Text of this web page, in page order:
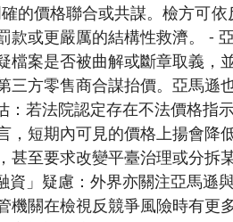
的價格聯合或共謀。檢方可依
或更嚴厲的結構性救濟。 -
案是否被曲解或斷章取義，
方零售商合謀抬價。亞馬遜
若法院認定存在不法價格指
短期內可見的價格上揚會降
至要求改變平臺治理或分拆
」疑慮：外界亦關注亞馬遜
關在檢視反競爭風險時有更